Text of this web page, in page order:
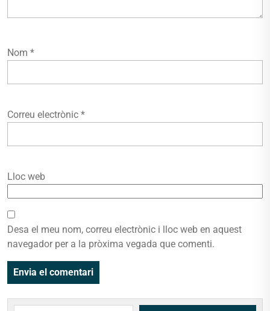
Nom *
Correu electrònic *
Lloc web
Desa el meu nom, correu electrònic i lloc web en aquest
navegador per a la pròxima vegada que comenti.